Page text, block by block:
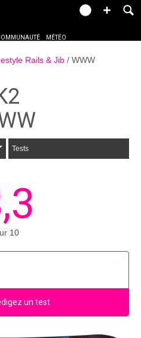
MÉTÉO
Rails & Jib WWW
Tests
10
un test